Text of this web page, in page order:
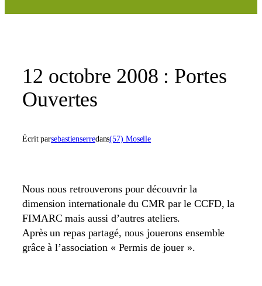
12 octobre 2008 : Portes
Ouvertes
Écrit parsebastienserredans(57) Moselle
Nous nous retrouverons pour découvrir la
dimension internationale du CMR par le CCFD, la
FIMARC mais aussi d’autres ateliers.
Après un repas partagé, nous jouerons ensemble
grâce à l’association « Permis de jouer ».